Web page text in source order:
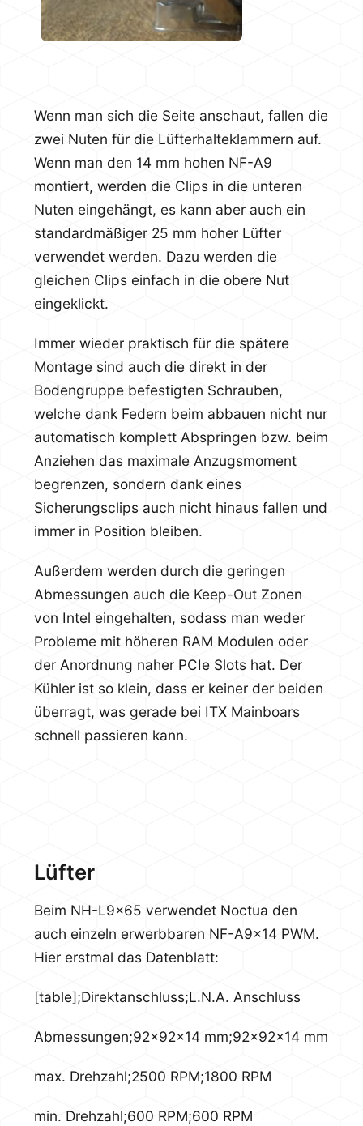
Wenn man sich die Seite anschaut, fallen die
zwei Nuten für die Lüfterhalteklammern auf.
Wenn man den 14 mm hohen NF-A9
montiert, werden die Clips in die unteren
Nuten eingehängt, es kann aber auch ein
standardmäßiger 25 mm hoher Lüfter
verwendet werden. Dazu werden die
gleichen Clips einfach in die obere Nut
eingeklickt.
Immer wieder praktisch für die spätere
Montage sind auch die direkt in der
Bodengruppe befestigten Schrauben,
welche dank Federn beim abbauen nicht nur
automatisch komplett Abspringen bzw. beim
Anziehen das maximale Anzugsmoment
begrenzen, sondern dank eines
Sicherungsclips auch nicht hinaus fallen und
immer in Position bleiben.
Außerdem werden durch die geringen
Abmessungen auch die Keep-Out Zonen
von Intel eingehalten, sodass man weder
Probleme mit höheren RAM Modulen oder
der Anordnung naher PCIe Slots hat. Der
Kühler ist so klein, dass er keiner der beiden
überragt, was gerade bei ITX Mainboars
schnell passieren kann.
Lüfter
Beim NH-L9x65 verwendet Noctua den
auch einzeln erwerbbaren NF-A9x14 PWM.
Hier erstmal das Datenblatt:
[table];Direktanschluss;L.N.A. Anschluss
Abmessungen;92x92x14 mm;92x92x14 mm
max. Drehzahl;2500 RPM;1800 RPM
min. Drehzahl;600 RPM;600 RPM